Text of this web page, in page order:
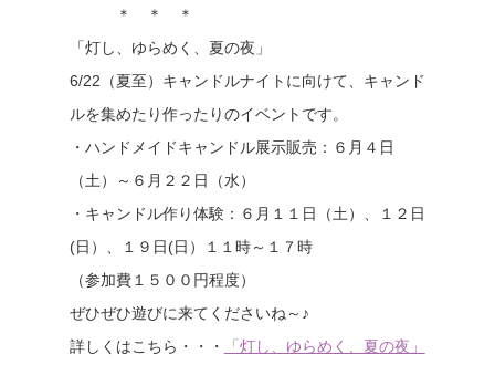
＊ ＊ ＊
「灯し、ゆらめく、夏の夜」
6/22（夏至）キャンドルナイトに向けて、キャンド
ルを集めたり作ったりのイベントです。
・ハンドメイドキャンドル展示販売：６月４日
（土）～６月２２日（水）
・キャンドル作り体験：６月１１日（土）、１２日
(日）、１９日(日）１１時～１７時
（参加費１５００円程度）
ぜひぜひ遊びに来てくださいね～♪
詳しくはこちら・・・
「灯し、ゆらめく、夏の夜」